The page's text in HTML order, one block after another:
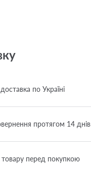
по Україні
протягом 14 днів
товару перед покупкою